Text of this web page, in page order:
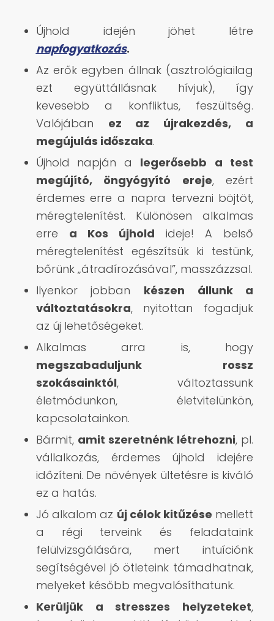
Újhold idején jöhet létre
napfogyatkozás.
Az erők egyben állnak (asztrológiailag
ezt együttállásnak hívjuk), így
kevesebb a konfliktus, feszültség.
Valójában ez az újrakezdés, a
megújulás időszaka.
Újhold napján a legerősebb a test
megújító, öngyógyító ereje, ezért
érdemes erre a napra tervezni böjtöt,
méregtelenítést. Különösen alkalmas
erre a Kos újhold ideje! A belső
méregtelenítést egészítsük ki testünk,
bőrünk „átradírozásával”, masszázzsal.
Ilyenkor jobban készen állunk a
változtatásokra, nyitottan fogadjuk
az új lehetőségeket.
Alkalmas arra is, hogy
megszabaduljunk rossz
szokásainktól, változtassunk
életmódunkon, életvitelünkön,
kapcsolatainkon.
Bármit, amit szeretnénk létrehozni, pl.
vállalkozás, érdemes újhold idejére
időzíteni. De növények ültetésre is kiváló
ez a hatás.
Jó alkalom az új célok kitűzése mellett
a régi terveink és feladataink
felülvizsgálására, mert intuíciónk
segítségével jó ötleteink támadhatnak,
melyeket később megvalósíthatunk.
Kerüljük a stresszes helyzeteket,